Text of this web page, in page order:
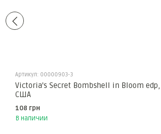
Артикул: 00000903-3
Victoria's Secret Bombshell in Bloom edp,
США
108 грн
В наличии